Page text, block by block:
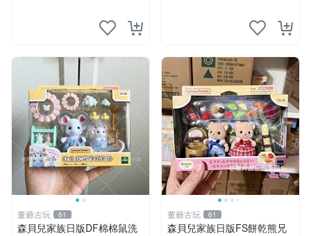
董爺古玩 61
森貝兒家族日版DF棉棉鼠洗
董爺古玩 61
森貝兒家族日版FS餅乾熊兄